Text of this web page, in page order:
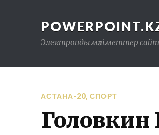
Электронды мәліметтер
АСТАНА-20, СПОРТ
Головкин